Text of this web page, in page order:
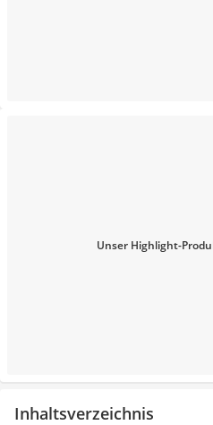
Unser Highlight-
Inhaltsverzeichnis